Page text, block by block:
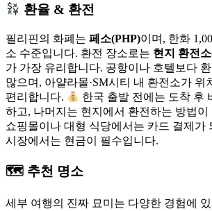
환율 & 환전
필리핀의 화폐는 페소(PHP)이며, 한화
소 수준입니다. 환전 장소로는 현지 환전
가 가장 유리합니다. 공항이나 호텔보다
많으며, 아얄라몰·SM시티 내 환전소가 위
편리합니다.
한국 출발 전에는 도착 후
하고, 나머지는 현지에서 환전하는 방법
쇼핑몰이나 대형 식당에서는 카드 결제가
시장에서는 현금이 필수입니다.
🗺 추천 명소
세부 여행의 진짜 묘미는 다양한 경험에